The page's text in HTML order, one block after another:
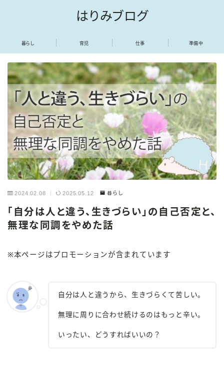
はりみブログ
暮らし 育児 仕事 準備中
2024.02.08 2025.05.12 暮らし
「自分は人と違う、生きづらい」の自己否定と、
無理な同調をやめた話
※本ページはプロモーションが含まれています
自分は人と違うから、生きづらくて苦しい。
無理に周りに合わせ続けるのはもっと辛い。
いったい、どうすればいいの？